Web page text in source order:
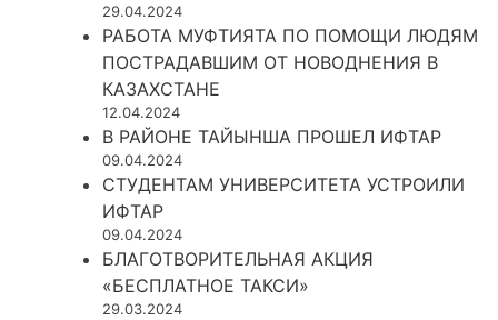
29.04.2024
РАБОТА МУФТИЯТА ПО ПОМОЩИ ЛЮДЯМ
ПОСТРАДАВШИМ ОТ НОВОДНЕНИЯ В
КАЗАХСТАНЕ
12.04.2024
В РАЙОНЕ ТАЙЫНША ПРОШЕЛ ИФТАР
09.04.2024
СТУДЕНТАМ УНИВЕРСИТЕТА УСТРОИЛИ
ИФТАР
09.04.2024
БЛАГОТВОРИТЕЛЬНАЯ АКЦИЯ
«БЕСПЛАТНОЕ ТАКСИ»
29.03.2024